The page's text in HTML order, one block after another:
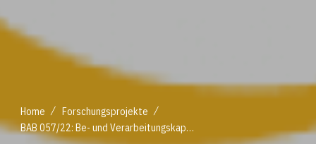
Home / Forschungsprojekte /
BAB 057/22: Be- und Verarbeitungskapazitäten von Ölsaaten und Eiweißpflanzen in Österreich